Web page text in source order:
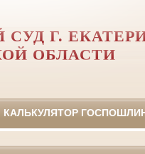
Г.
ОБЛАСТИ
КАЛЬКУЛЯТОР